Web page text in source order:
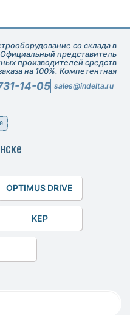
со склада в
представитель
производителей средств
на 100%. Компетентная
при подборе оборудования.
14-05 sales@indelta.ru
OPTIMUS DRIVE
KEP